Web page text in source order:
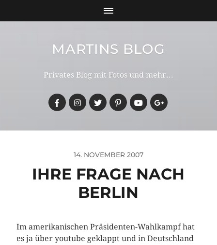
MARTINS BLOG
Privates Blog mit Fotos und mehr...
14. NOVEMBER 2007
IHRE FRAGE NACH
BERLIN
Im amerikanischen Präsidenten-Wahlkampf hat
es ja über youtube geklappt und in Deutschland